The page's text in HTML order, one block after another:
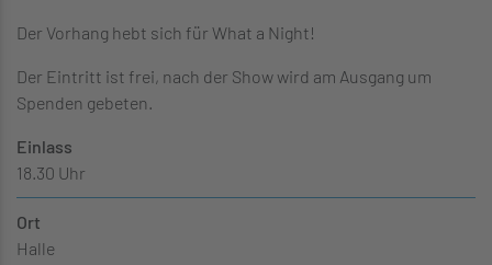
Der Vorhang hebt sich für What a Night!
Der Eintritt ist frei, nach der Show wird am Ausgang um
Spenden gebeten.
Einlass
18.30 Uhr
Ort
Halle